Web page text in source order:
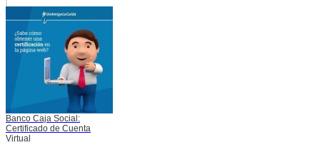
Banco Caja Social:
Certificado de Cuenta
Virtual